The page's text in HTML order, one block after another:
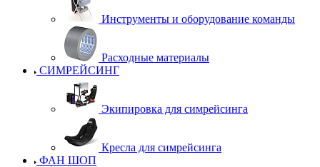
Инструменты и оборудование команды
Расходные материалы
СИМРЕЙСИНГ
Экипировка для симрейсинга
Кресла для симрейсинга
ФАН ШОП